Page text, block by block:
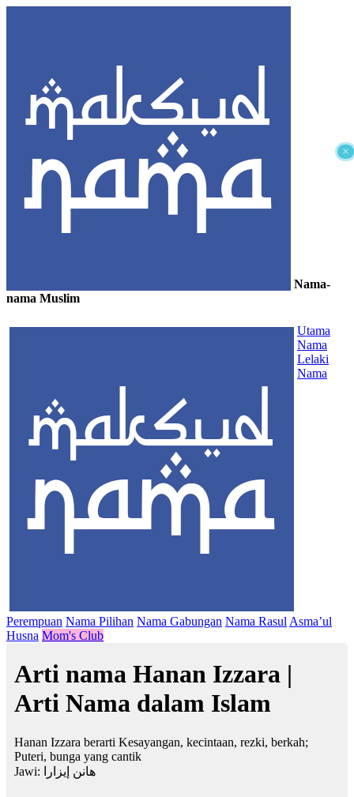
×
Nama-
nama Muslim
Utama
Nama
Lelaki
Nama
Perempuan Nama Pilihan Nama Gabungan Nama Rasul Asma’ul
Husna Mom's Club
Arti nama Hanan Izzara |
Arti Nama dalam Islam
Hanan Izzara berarti Kesayangan, kecintaan, rezki, berkah;
Puteri, bunga yang cantik
Jawi:
هانن إيزارا